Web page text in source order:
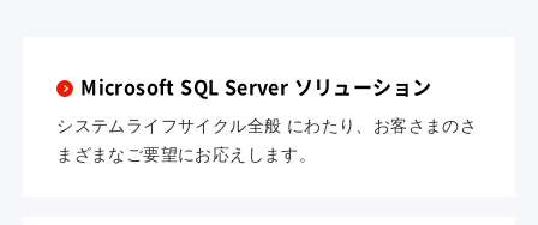
Microsoft SQL Server ソリューション
システムライフサイクル全般 にわたり、お客さまのさ
まざまなご要望にお応えします。